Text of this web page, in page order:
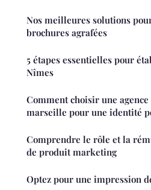
Nos meilleures solutions
brochures agrafées
5 étapes essentielles pour
Nîmes
Comment choisir une
marseille pour une identité
Comprendre le rôle et la
de produit marketing
Optez pour une impression